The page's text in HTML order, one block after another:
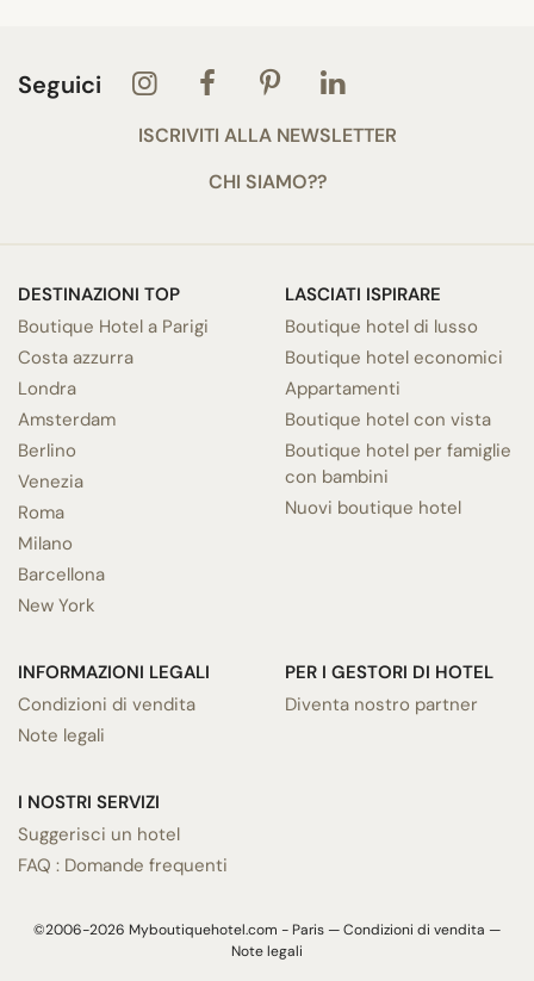
Seguici
ISCRIVITI ALLA NEWSLETTER
CHI SIAMO??
DESTINAZIONI TOP
Boutique Hotel a Parigi
Costa azzurra
Londra
Amsterdam
Berlino
Venezia
Roma
Milano
Barcellona
New York
LASCIATI ISPIRARE
Boutique hotel di lusso
Boutique hotel economici
Appartamenti
Boutique hotel con vista
Boutique hotel per famiglie
con bambini
Nuovi boutique hotel
INFORMAZIONI LEGALI
Condizioni di vendita
Note legali
I NOSTRI SERVIZI
Suggerisci un hotel
FAQ : Domande frequenti
PER I GESTORI DI HOTEL
Diventa nostro partner
©2006-2026 Myboutiquehotel.com - Paris —Condizioni di vendita —
Note legali